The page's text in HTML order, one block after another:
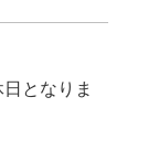
となりま